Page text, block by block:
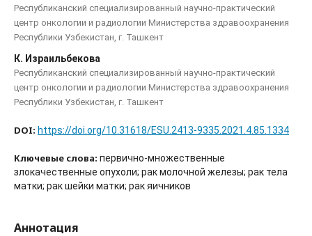
Республиканский специализированный научно-практический
центр онкологии и радиологии Министерства здравоохранения
Республики Узбекистан, г. Ташкент
К. Израильбекова
Республиканский специализированный научно-практический
центр онкологии и радиологии Министерства здравоохранения
Республики Узбекистан, г. Ташкент
DOI: https://doi.org/10.31618/ESU.2413-9335.2021.4.85.1334
Ключевые слова: первично-множественные
злокачественные опухоли; рак молочной железы; рак тела
матки; рак шейки матки; рак яичников
Аннотация